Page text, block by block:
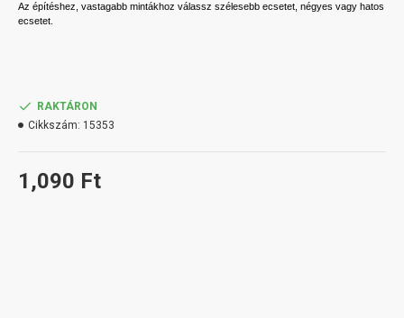
Az építéshez, vastagabb mintákhoz válassz szélesebb ecsetet, négyes vagy hatos
ecsetet.
1,090 Ft
RAKTÁRON
Cikkszám: 15353